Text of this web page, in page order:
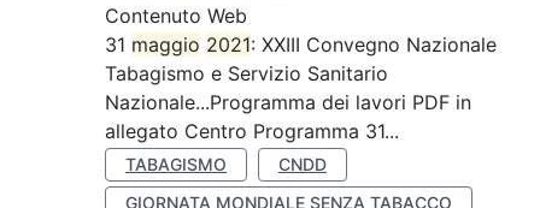
Contenuto Web
31 maggio 2021: XXIII Convegno Nazionale
Tabagismo e Servizio Sanitario
Nazionale...Programma dei lavori PDF in
allegato Centro Programma 31...
TABAGISMO
CNDD
GIORNATA MONDIALE SENZA TABACCO